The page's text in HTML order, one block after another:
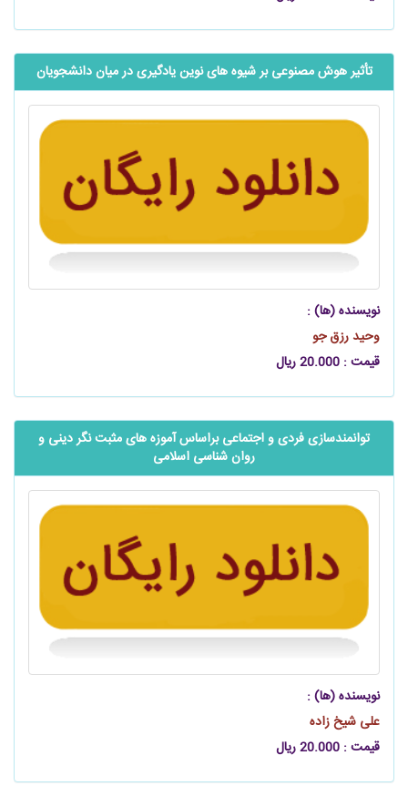
تأثیر هوش مصنوعی بر شیوه های نوین یادگیری در میان دانشجویان
نویسنده (ها) :
وحید رزق جو
قیمت : 20.000 ریال
توانمندسازی فردی و اجتماعی براساس آموزه های مثبت نگر دینی و
روان شناسی اسلامی
نویسنده (ها) :
علی شیخ زاده
قیمت : 20.000 ریال